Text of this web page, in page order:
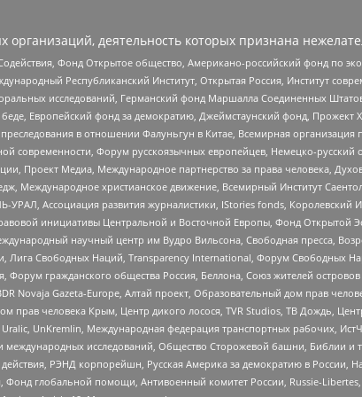
деятельность которых признана
Фонд Открытое общество, Американо-российский фонд по
Республиканский Институт, Открытая Россия, Институт
исследований, Германский фонд Маршалла Соединенных
Европейский фонд за демократию, Джеймстаунский фонд,
в отношении Фалуньгун в Китае, Всемирная
современности, Форум русскоязычных европейцев, Немецко-
Проект Медиа, Международное партнерство за права человека,
Международное христианское движение, Всемирный Институт
Ассоциация развития журналистики, IStories fonds,
инициативы Центральной и Восточной Европы, Фонд Открытой
научный центр им Вудро Вильсона, Свободная пресса,
Свободных Наций, Transparеncy International, Форум Свободных
Форум гражданского общества Россия, Беллона, Союз жителей
Novaja Gazeta-Europe, Алтай проект, Образовательный дом прав
прав человека Крым, Центр дикого лосося, TVR Studios, ТВ Дождь,
UnKremlin, Международная федерация транспортных рабочих,
исследований, Общество Сторожевой башни, Библии и
РЭНД корпорейшн, Русская Америка за демократию в России,
глобальной помощи, Антивоенный комитет России, Russie-